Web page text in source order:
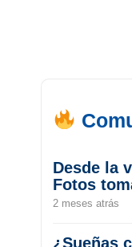
Desde la
Fotos
2 meses atrás
¿Sueñas